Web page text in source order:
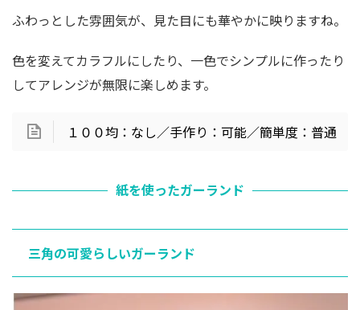
ふわっとした雰囲気が、見た目にも華やかに映りますね。
色を変えてカラフルにしたり、一色でシンプルに作ったり
してアレンジが無限に楽しめます。
１００均：なし／手作り：可能／簡単度：普通
紙を使ったガーランド
三角の可愛らしいガーランド